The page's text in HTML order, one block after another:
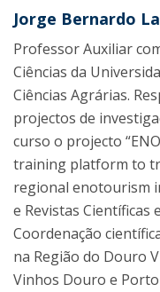
Jorge Bernardo
Professor Auxiliar
Ciências da
Ciências Agrárias.
projectos de
curso o projecto
training platform to
regional enotourism
e Revistas Científicas
Coordenação
na Região do Douro
Vinhos Douro e